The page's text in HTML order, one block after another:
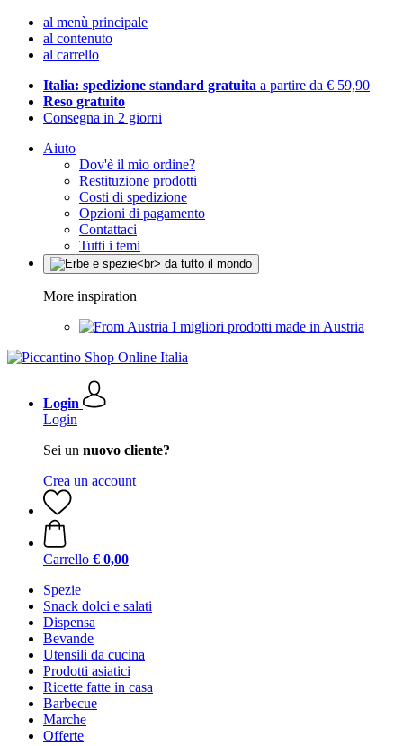
al menù principale
al contenuto
al carrello
Italia: spedizione standard gratuita a partire da € 59,90
Reso gratuito
Consegna in 2 giorni
Aiuto
Dov'è il mio ordine?
Restituzione prodotti
Costi di spedizione
Opzioni di pagamento
Contattaci
Tutti i temi
More inspiration
I migliori prodotti made in Austria
Login
Login
Sei un nuovo cliente?
Crea un account
Carrello € 0,00
Spezie
Snack dolci e salati
Dispensa
Bevande
Utensili da cucina
Prodotti asiatici
Ricette fatte in casa
Barbecue
Marche
Offerte